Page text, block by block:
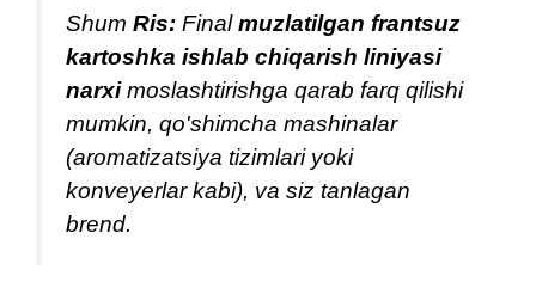
Shum Ris: Finalmuzlatilgan frantsuz
kartoshka ishlab chiqarish liniyasi
narximoslashtirishga qarab farq qilishi
mumkin, qo'shimcha mashinalar
(aromatizatsiya tizimlari yoki
konveyerlar kabi), va siz tanlagan
brend.